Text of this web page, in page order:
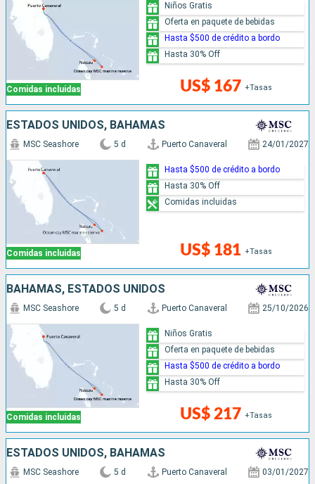
Comidas incluidas US$ 167 +Tasas
Niños Gratis
Oferta en paquete de bebidas
Hasta $500 de crédito a bordo
Hasta 30% Off
ESTADOS UNIDOS, BAHAMAS
Comidas incluidas
MSC Seashore 5 d Puerto Canaveral 24/01/2027
US$ 181 +Tasas
Hasta $500 de crédito a bordo
Hasta 30% Off
Comidas incluidas
BAHAMAS, ESTADOS UNIDOS
Comidas incluidas
MSC Seashore 5 d Puerto Canaveral 25/10/2026
US$ 217 +Tasas
Niños Gratis
Oferta en paquete de bebidas
Hasta $500 de crédito a bordo
Hasta 30% Off
ESTADOS UNIDOS, BAHAMAS
MSC Seashore 5 d Puerto Canaveral 03/01/2027